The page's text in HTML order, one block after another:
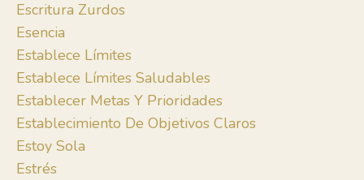
Escritura Zurdos
Esencia
Establece Límites
Establece Límites Saludables
Establecer Metas Y Prioridades
Establecimiento De Objetivos Claros
Estoy Sola
Estrés